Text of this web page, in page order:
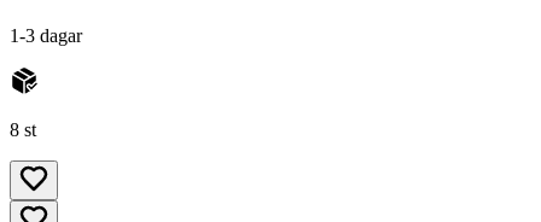
1-3 dagar
8 st